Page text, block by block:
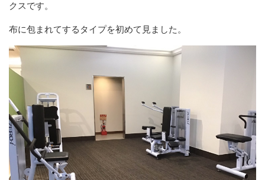
クスです。
布に包まれてするタイプを初めて見ました。